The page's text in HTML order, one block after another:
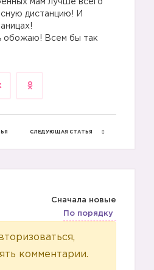
мам лучше всего
дистанцию! И
обожаю! Всем бы так
СЛЕДУЮЩАЯ СТАТЬЯ
Сначала новые
По порядку
комментарии.